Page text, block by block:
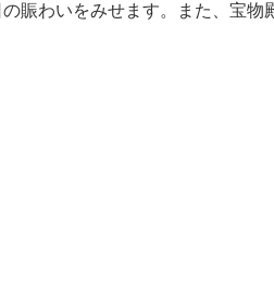
賑わいをみせます。また、宝物